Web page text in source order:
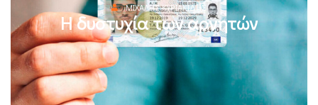
ΜΙΧΆΛΗΣ ΚΥΡΙΑΚΊΔΗΣ
Η δυστυχία των αρνητών